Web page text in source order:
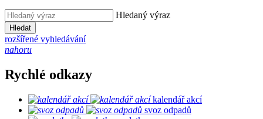
Hledaný výraz
Hledat
rozšířené vyhledávání
nahoru
Rychlé odkazy
kalendář akcí
svoz odpadů